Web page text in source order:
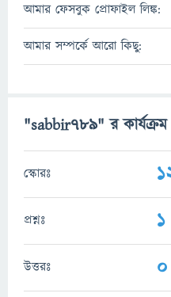
আমার ফেসবুক প্রোফাইল লিঙ্ক:
আমার সম্পর্কে আরো কিছু:
"sabbir789" র কার্যক্রম
স্কোরঃ
প্রশ্নঃ 1
উত্তরঃ 0